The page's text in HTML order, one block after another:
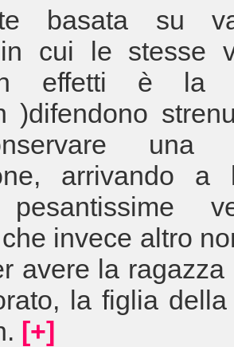
basata su
cui le stesse
effetti è la
)difendono
una
arrivando a
pesantissime
invece altro
avere la
la figlia
[+]